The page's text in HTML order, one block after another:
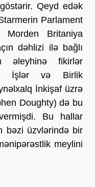
Qeyd edək
Parlament
Britaniya
dəhlizi ilə bağlı
əleyhinə fikirlər
İşlər və Birlik
İnkişaf üzrə
Doughty) də bu
Bu hallar
bəzi üzvlərində bir
meylini